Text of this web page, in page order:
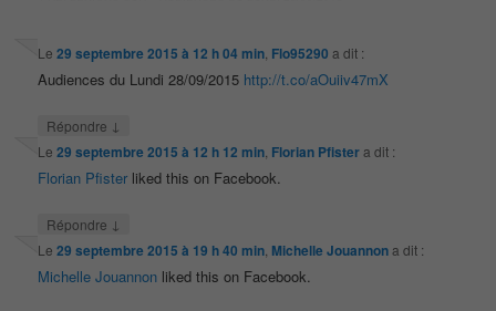
Le29 septembre 2015 à 12 h 04 min Flo95290 a dit :
Audiences du Lundi 28/09/2015 http://t.co/aOuiiv47mX
Répondre ↓
Le29 septembre 2015 à 12 h 12 min Florian Pfistera dit :
Florian Pfister liked this on Facebook.
Répondre ↓
Le29 septembre 2015 à 19 h 40 min, Michelle Jouannona dit :
Michelle Jouannon liked this on Facebook.